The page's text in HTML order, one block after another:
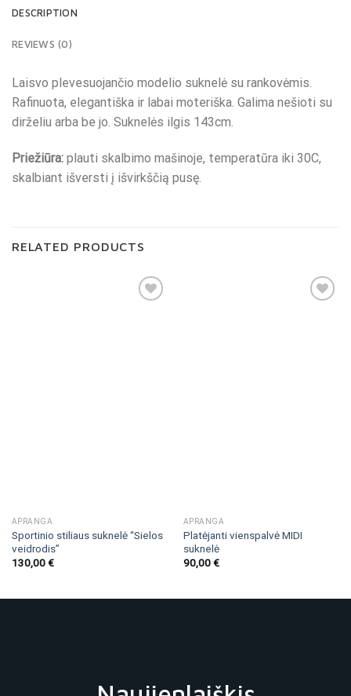
DESCRIPTION
REVIEWS (0)
Laisvo plevesuojančio modelio suknelė su rankovėmis.
Rafinuota, elegantiška ir labai moteriška. Galima nešioti su
dirželiu arba be jo. Suknelės ilgis 143cm.
Priežiūra: plauti skalbimo mašinoje, temperatūra iki 30C,
skalbiant išversti į išvirkščią pusę.
RELATED PRODUCTS
APRANGA
Sportinio stiliaus suknelė “Sielos
veidrodis”
130,00€
APRANGA
Platėjanti vienspalvė MIDI
suknelė
90,00€